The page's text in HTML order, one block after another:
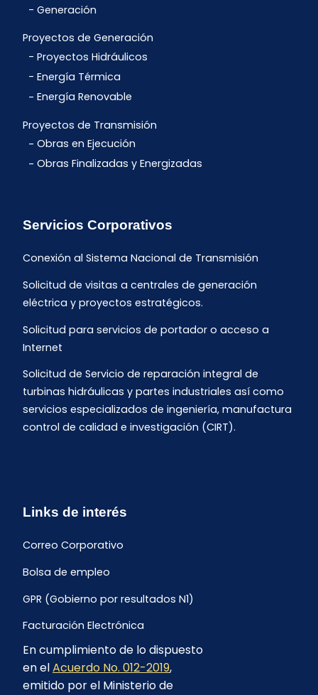
Generación
Proyectos de Generación
Proyectos Hidráulicos
Energía Térmica
Energía Renovable
Proyectos de Transmisión
Obras en Ejecución
Obras Finalizadas y Energizadas
Servicios Corporativos
Conexión al Sistema Nacional de Transmisión
Solicitud de visitas a centrales de generación
eléctrica y proyectos estratégicos.
Solicitud para servicios de portador o acceso a
Internet
Solicitud de Servicio de reparación integral de
turbinas hidráulicas y partes industriales así como
servicios especializados de ingeniería, manufactura
control de calidad e investigación (CIRT).
Links de interés
Correo Corporativo
Bolsa de empleo
GPR (Gobierno por resultados N1)
Facturación Electrónica
Archivo Histórico de Facturación
Portal Ambiental y Social
En cumplimiento de lo dispuesto
en elAcuerdo No. 012-2019,
emitido por el Ministerio de